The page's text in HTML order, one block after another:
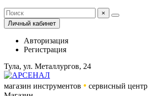
×
Личный кабинет
Авторизация
Регистрация
Тула, ул. Металлургов, 24
магазин инструментов • сервисный центр